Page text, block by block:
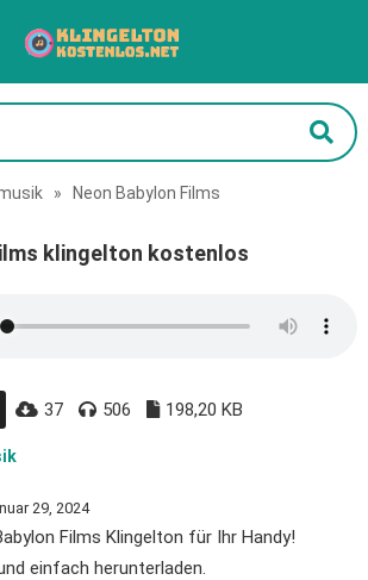
» Neon Babylon Films
klingelton kostenlos
37 506 198,20 KB
29, 2024
Films Klingelton für Ihr Handy!
einfach herunterladen.